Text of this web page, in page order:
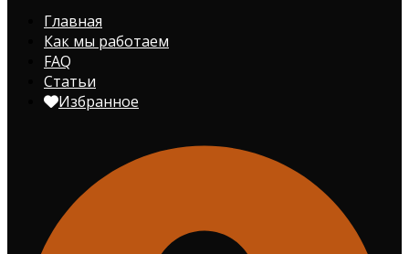
Главная
Как мы работаем
FAQ
Статьи
Избранное